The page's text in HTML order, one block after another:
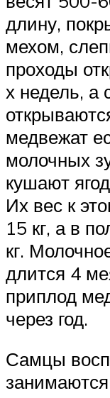
длину,
мехом,
проходы
х недель, а
медвежат
молочных
кушают
Их вес к
15 кг, а в
кг.
длится 4
приплод
через год.
Самцы